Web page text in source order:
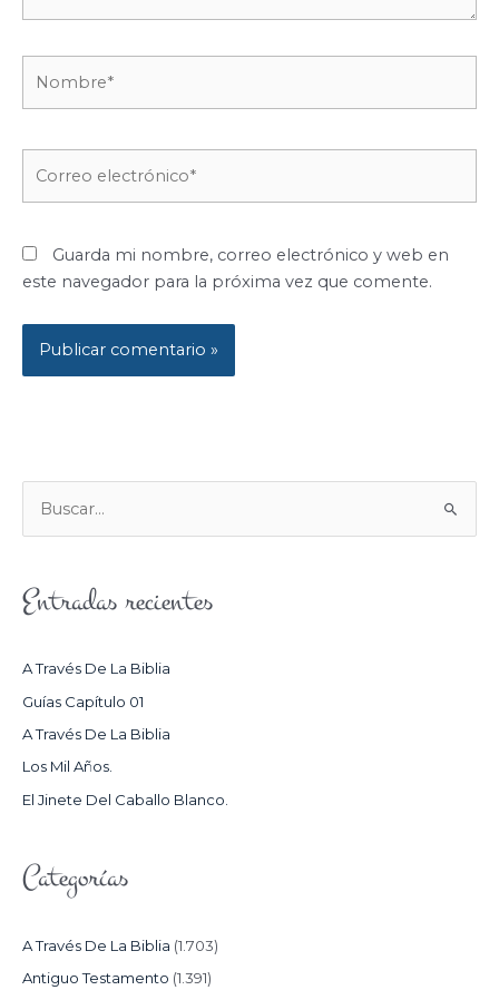
electrónico*
Guarda mi nombre, correo electrónico y web en
este navegador para la próxima vez que comente.
U
C
R
:
Entradas recientes
A Través De La Biblia
Guías Capítulo 01
A Través De La Biblia
Los Mil Años.
El Jinete Del Caballo Blanco.
Categorías
A Través De La Biblia (1.703)
Antiguo Testamento (1.391)